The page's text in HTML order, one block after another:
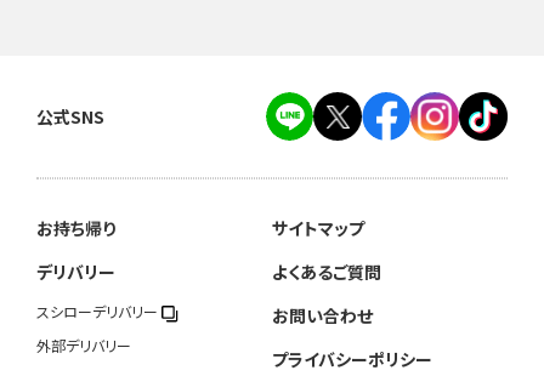
公式SNS
お持ち帰り
デリバリー
スシローデリバリー
外部デリバリー
サイトマップ
よくあるご質問
お問い合わせ
プライバシーポリシー